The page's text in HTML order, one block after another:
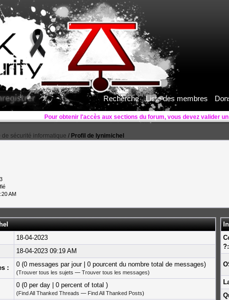
Recherche Liste des membres
sécurité informatique / Profil de lynimichel
AM
18-04-2023
18-04-2023 09:19 AM
: 0 (0 messages par jour | 0 pourcent du nombre total de messages)
(Trouver tous les sujets — Trouver tous les messages)
0 (0 per day | 0 percent of total )
(Find All Thanked Threads — Find All Thanked Posts)
?: